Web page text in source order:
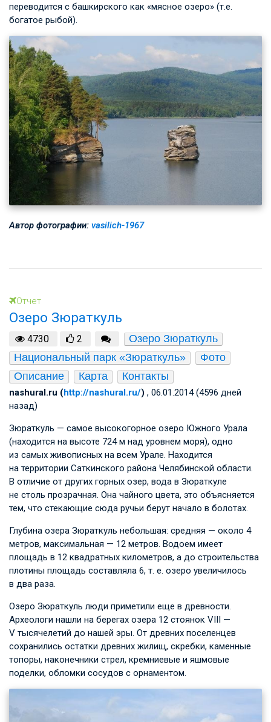
переводится с башкирского как «мясное озеро» (т.е.
богатое рыбой).
Автор фотографии: vasilich-1967
Отчет
Озеро Зюраткуль
4730 2
Озеро Зюраткуль
Национальный парк «Зюраткуль»
Фото
Описание
Карта Контакты
nashural.ru (http://nashural.ru/) , 06.01.2014 (4596 дней
назад)
Зюраткуль — самое высокогорное озеро Южного Урала
(находится на высоте 724 м над уровнем моря), одно
из самых живописных на всем Урале. Находится
на территории Саткинского района Челябинской области.
В отличие от других горных озер, вода в Зюраткуле
не столь прозрачная. Она чайного цвета, это объясняется
тем, что стекающие сюда ручьи берут начало в болотах.
Глубина озера Зюраткуль небольшая: средняя — около 4
метров, максимальная — 12 метров. Водоем имеет
площадь в 12 квадратных километров, а до строительства
плотины площадь составляла 6, т. е. озеро увеличилось
в два раза.
Озеро Зюраткуль люди приметили еще в древности.
Археологи нашли на берегах озера 12 стоянок VIII —
V тысячелетий до нашей эры. От древних поселенцев
сохранились остатки древних жилищ, скребки, каменные
топоры, наконечники стрел, кремниевые и яшмовые
поделки, обломки сосудов с орнаментом.